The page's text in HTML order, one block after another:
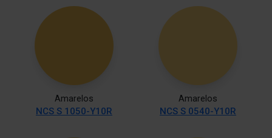
Amarelos
NCS S 1050-Y10R
Amarelos
NCS S 0540-Y10R